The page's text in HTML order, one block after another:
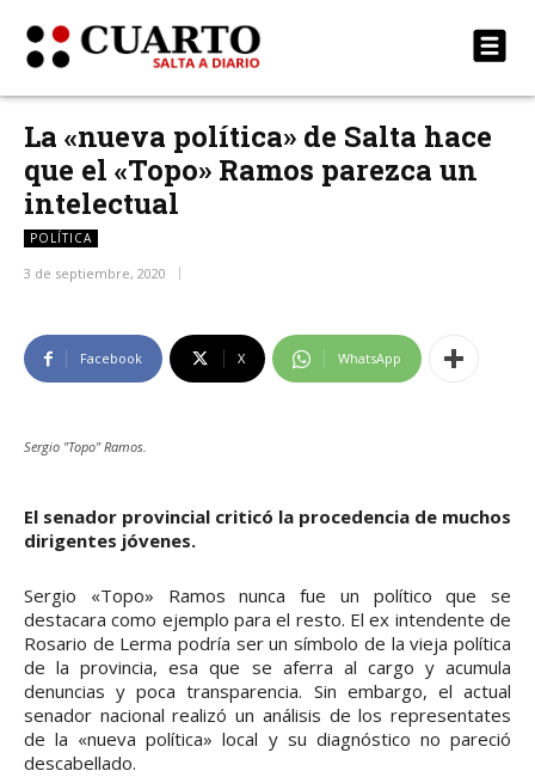
La «nueva política» de Salta hace
que el «Topo» Ramos parezca un
intelectual
POLÍTICA
3 de septiembre, 2020
Facebook X WhatsApp
Sergio "Topo" Ramos.
El senador provincial criticó la procedencia de muchos
dirigentes jóvenes.
Sergio «Topo» Ramos nunca fue un político que se
destacara como ejemplo para el resto. El ex intendente de
Rosario de Lerma podría ser un símbolo de la vieja política
de la provincia, esa que se aferra al cargo y acumula
denuncias y poca transparencia. Sin embargo, el actual
senador nacional realizó un análisis de los representates
de la «nueva política» local y su diagnóstico no pareció
descabellado.